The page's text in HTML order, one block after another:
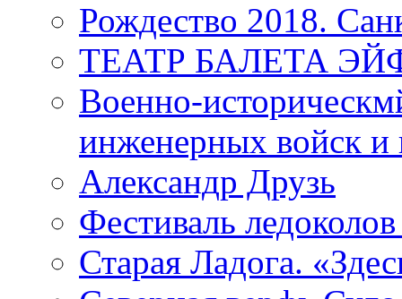
Рождество 2018.
ТЕАТР БАЛЕТА
Военно-
инженерных войск и
Александр Друзь
Фестиваль
Старая Ладога.